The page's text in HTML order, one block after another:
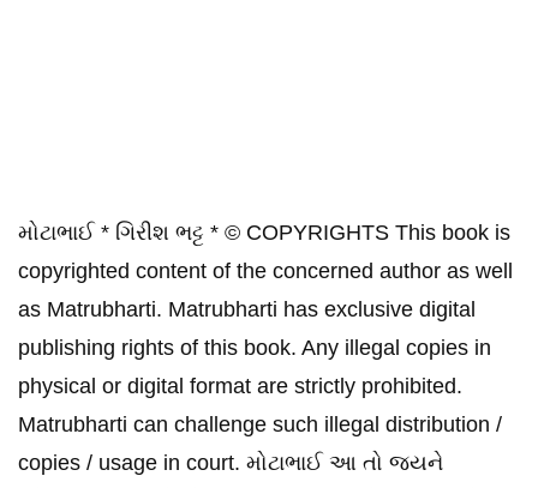
મોટાભાઈ * ગિરીશ ભટ્ટ * © COPYRIGHTS This book is
copyrighted content of the concerned author as well
as Matrubharti. Matrubharti has exclusive digital
publishing rights of this book. Any illegal copies in
physical or digital format are strictly prohibited.
Matrubharti can challenge such illegal distribution /
copies / usage in court. મોટાભાઈ આ તો જયને